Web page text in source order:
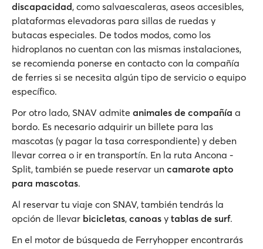
discapacidad, como salvaescaleras, aseos accesibles,
plataformas elevadoras para sillas de ruedas y
butacas especiales. De todos modos, como los
hidroplanos no cuentan con las mismas instalaciones,
se recomienda ponerse en contacto con la compañía
de ferries si se necesita algún tipo de servicio o equipo
específico.
Por otro lado, SNAV admite animales de compañía a
bordo. Es necesario adquirir un billete para las
mascotas (y pagar la tasa correspondiente) y deben
llevar correa o ir en transportín. En la ruta Ancona -
Split, también se puede reservar un camarote apto
para mascotas.
Al reservar tu viaje con SNAV, también tendrás la
opción de llevar bicicletas, canoas y tablas de surf.
En el motor de búsqueda de Ferryhopper encontrarás